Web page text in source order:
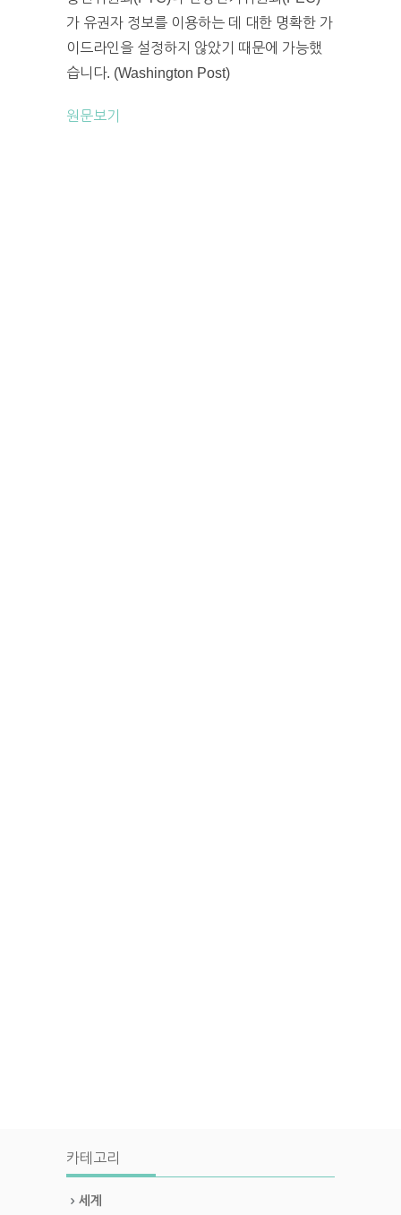
가 유권자 정보를 이용하는 데 대한 명확한 가
이드라인을 설정하지 않았기 때문에 가능했
습니다. (Washington Post)
원문보기
카테고리
세계